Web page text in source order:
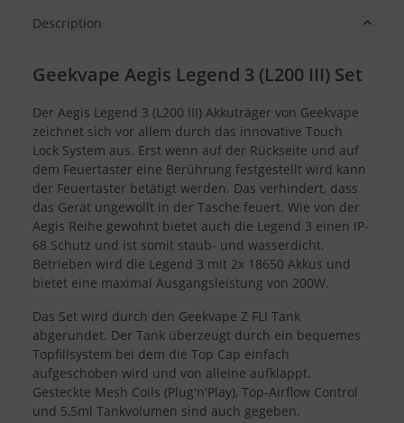
Description
Geekvape Aegis Legend 3 (L200 III) Set
Der Aegis Legend 3 (L200 III) Akkuträger von Geekvape
zeichnet sich vor allem durch das innovative Touch
Lock System aus. Erst wenn auf der Rückseite und auf
dem Feuertaster eine Berührung festgestellt wird kann
der Feuertaster betätigt werden. Das verhindert, dass
das Gerät ungewollt in der Tasche feuert. Wie von der
Aegis Reihe gewohnt bietet auch die Legend 3 einen IP-
68 Schutz und ist somit staub- und wasserdicht.
Betrieben wird die Legend 3 mit 2x 18650 Akkus und
bietet eine maximal Ausgangsleistung von 200W.
Das Set wird durch den Geekvape Z FLI Tank
abgerundet. Der Tank überzeugt durch ein bequemes
Topfillsystem bei dem die Top Cap einfach
aufgeschoben wird und von alleine aufklappt.
Gesteckte Mesh Coils (Plug'n'Play), Top-Airflow Control
und 5,5ml Tankvolumen sind auch gegeben.